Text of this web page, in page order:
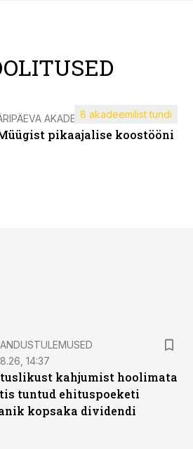
AKADEEMIA
pikaajalise koostööni
8 akadeemilist tundi
14:37
kahjumist hoolimata
tuntud ehituspoeketi
kopsaka dividendi